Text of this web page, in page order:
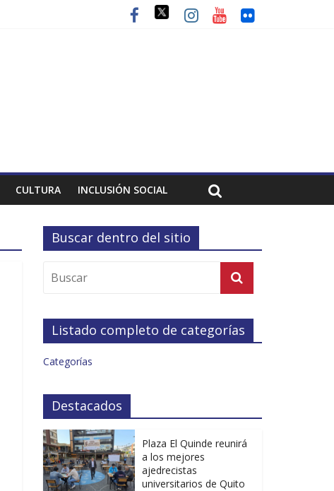
CULTURA INCLUSIÓN SOCIAL
Buscar dentro del sitio
Listado completo de categorías
Categorías
Destacados
Plaza El Quinde reunirá
a los mejores
ajedrecistas
universitarios de Quito